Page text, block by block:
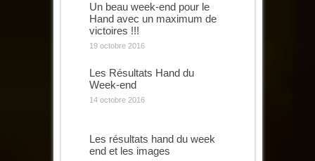
Un beau week-end pour le
Hand avec un maximum de
victoires !!!
19 octobre 2016
Les Résultats Hand du
Week-end
14 octobre 2016
Les résultats hand du week
end et les images